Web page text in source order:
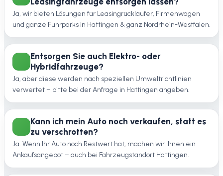
Ja, wir bieten Lösungen für Leasingrückläufer, Firmenwagen
und ganze Fuhrparks in Hattingen & ganz Nordrhein-Westfalen.
Entsorgen Sie auch Elektro- oder
Hybridfahrzeuge?
Ja, aber diese werden nach speziellen Umweltrichtlinien
verwertet – bitte bei der Anfrage in Hattingen angeben.
Kann ich mein Auto noch verkaufen, statt es
zu verschrotten?
Ja. Wenn Ihr Auto noch Restwert hat, machen wir Ihnen ein
Ankaufsangebot – auch bei Fahrzeugstandort Hattingen.